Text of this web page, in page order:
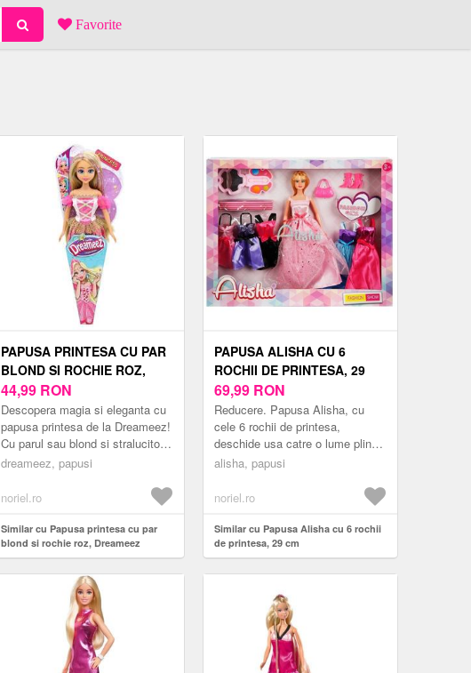
Favorite
PAPUSA PRINTESA CU PAR
BLOND SI ROCHIE ROZ,
DREAMEEZ
44,99 RON
Descopera magia si eleganta cu
papusa printesa de la Dreameez!
Cu parul sau blond si stralucitor,
aceasta papusa captivanta este
dreameez, papusi
noriel.ro
Similar cu Papusa printesa cu par
blond si rochie roz, Dreameez
PAPUSA ALISHA CU 6
ROCHII DE PRINTESA, 29
CM
69,99 RON
Reducere. Papusa Alisha, cu
cele 6 rochii de printesa,
deschide usa catre o lume plina
de moda si aventuri fermecate!
sa isi ...
alisha, papusi
noriel.ro
Similar cu Papusa Alisha cu 6 rochii
de printesa, 29 cm